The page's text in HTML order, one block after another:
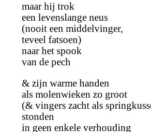
maar hij trok
een levenslange neus
(nooit een middelvinger,
teveel fatsoen)
naar het spook
van de pech
& zijn warme handen
als molenwieken zo groot
(& vingers zacht als
stonden
in geen enkele verhouding